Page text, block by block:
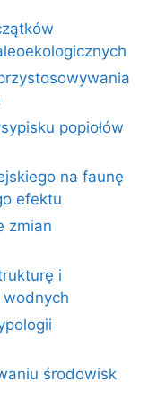
popiołów
na faunę
efektu
zmian
i
środowisk